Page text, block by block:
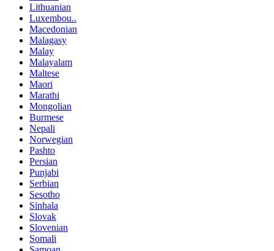
Lithuanian
Luxembou..
Macedonian
Malagasy
Malay
Malayalam
Maltese
Maori
Marathi
Mongolian
Burmese
Nepali
Norwegian
Pashto
Persian
Punjabi
Serbian
Sesotho
Sinhala
Slovak
Slovenian
Somali